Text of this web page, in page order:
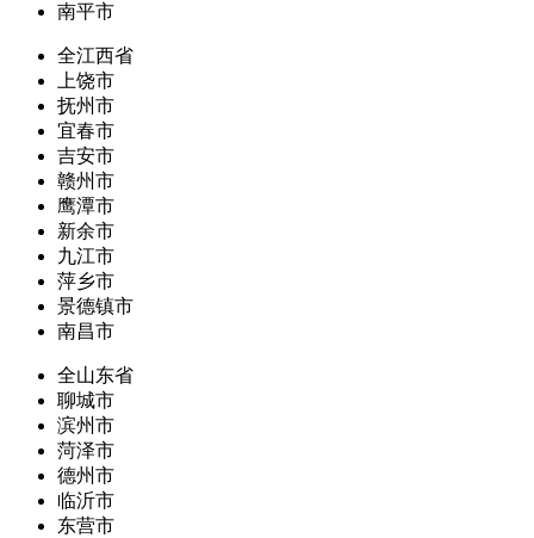
南平市
全江西省
上饶市
抚州市
宜春市
吉安市
赣州市
鹰潭市
新余市
九江市
萍乡市
景德镇市
南昌市
全山东省
聊城市
滨州市
菏泽市
德州市
临沂市
东营市